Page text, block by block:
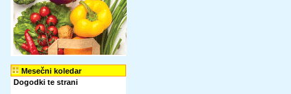
Mesečni koledar
Dogodki te strani